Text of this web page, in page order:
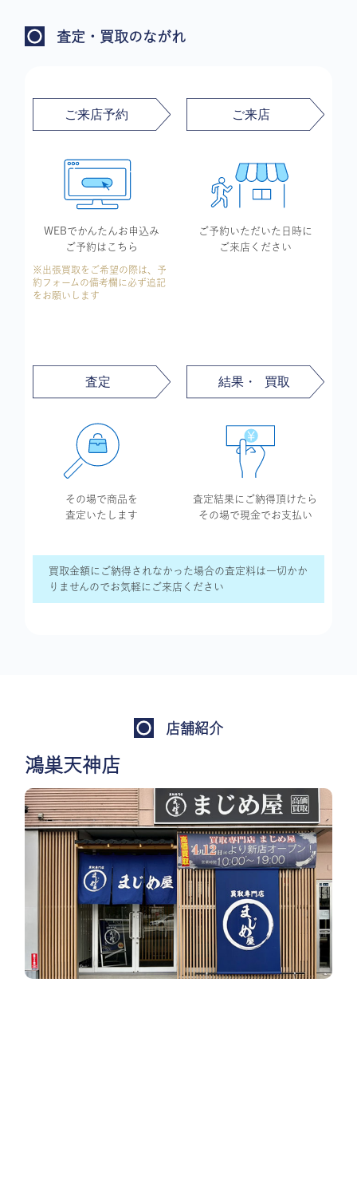
査定・買取のながれ
WEBでかんたんお申込み
ご予約はこちら
※出張買取をご希望の際は、予
約フォームの備考欄に必ず追記
をお願いします
ご予約いただいた 日時に
ご来店ください
その場で商品を
査定いたします
査定結果に ご納得頂けたら
その場で現金で お支払い
買取金額にご納得されなかった場合の査定料は一切かか
りませんのでお気軽にご来店ください
店舗紹介
鴻巣天神店